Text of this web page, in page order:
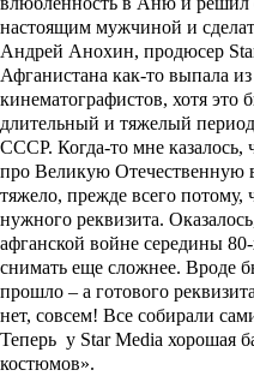
настоящим мужчиной и
Андрей Анохин, продюсер
Афганистана как-то выпала
кинематографистов, хотя это
длительный и тяжелый
СССР. Когда-то мне казалось,
про Великую Отечественную
тяжело, прежде всего потому,
нужного реквизита.
афганской войне середины
снимать еще сложнее. Вроде
прошло – а готового
нет, совсем! Все собирали
Теперь у Star Media хорошая
костюмов».